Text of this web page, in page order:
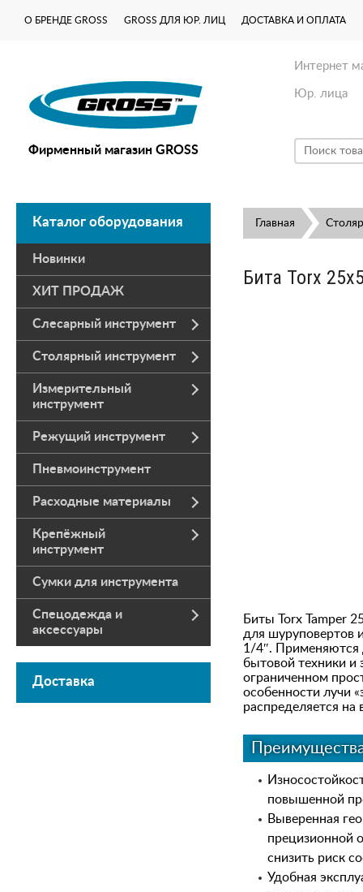
О БРЕНДЕ GROSS GROSS ДЛЯ ЮР. ЛИЦ ДОСТАВКА И ОПЛАТА
Фирменный магазин GROSS
Интернет
Юр. лица
Каталог оборудования
Новинки
ХИТ ПРОДАЖ
Слесарный инструмент
Столярный инструмент
Измерительный
инструмент
Режущий инструмент
Пневмоинструмент
Расходные материалы
Крепёжный
инструмент
Сумки для инструмента
Спецодежда и
аксессуары
Доставка
Главная
Бита Torx
Биты Torx Tamper
для шуруповертов
1/4″. Применяются
бытовой техники
ограниченном
особенности лучи
распределяется на
повышенной
Выверенная
прецизионной
снизить риск
Удобная